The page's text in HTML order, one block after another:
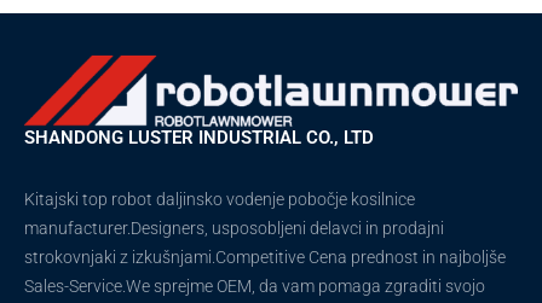
SHANDONG LUSTER INDUSTRIAL CO., LTD
Kitajski top robot daljinsko vodenje pobočje kosilnice
manufacturer.Designers, usposobljeni delavci in prodajni
strokovnjaki z izkušnjami.Competitive Cena prednost in najboljše
Sales-Service.We sprejme OEM, da vam pomaga zgraditi svojo